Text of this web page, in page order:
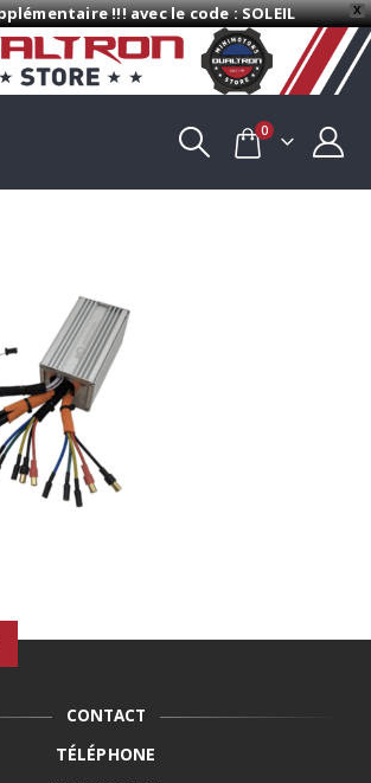
X
!!! avec le code : SOLEIL
0
CONTACT
TÉLÉPHONE